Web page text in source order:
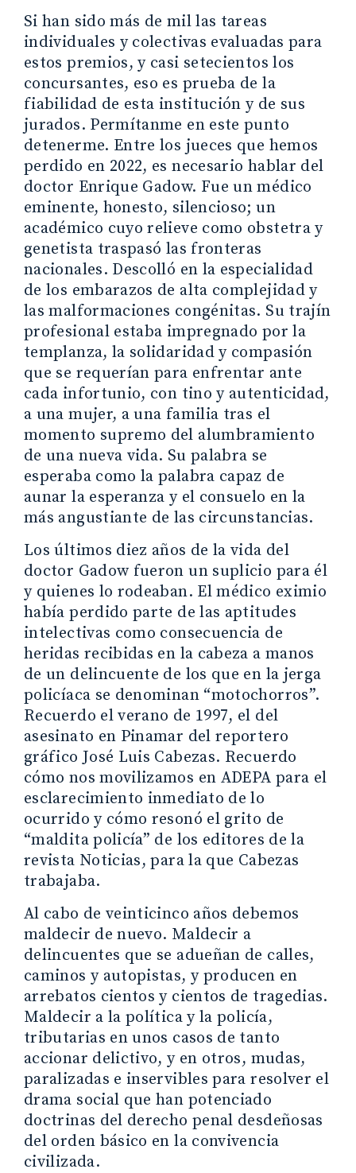
Si han sido más de mil las tareas
individuales y colectivas evaluadas para
estos premios, y casi setecientos los
concursantes, eso es prueba de la
fiabilidad de esta institución y de sus
jurados. Permítanme en este punto
detenerme. Entre los jueces que hemos
perdido en 2022, es necesario hablar del
doctor Enrique Gadow. Fue un médico
eminente, honesto, silencioso; un
académico cuyo relieve como obstetra y
genetista traspasó las fronteras
nacionales. Descolló en la especialidad
de los embarazos de alta complejidad y
las malformaciones congénitas. Su trajín
profesional estaba impregnado por la
templanza, la solidaridad y compasión
que se requerían para enfrentar ante
cada infortunio, con tino y autenticidad,
a una mujer, a una familia tras el
momento supremo del alumbramiento
de una nueva vida. Su palabra se
esperaba como la palabra capaz de
aunar la esperanza y el consuelo en la
más angustiante de las circunstancias.
Los últimos diez años de la vida del
doctor Gadow fueron un suplicio para él
y quienes lo rodeaban. El médico eximio
había perdido parte de las aptitudes
intelectivas como consecuencia de
heridas recibidas en la cabeza a manos
de un delincuente de los que en la jerga
policíaca se denominan “motochorros”.
Recuerdo el verano de 1997, el del
asesinato en Pinamar del reportero
gráfico José Luis Cabezas. Recuerdo
cómo nos movilizamos en ADEPA para el
esclarecimiento inmediato de lo
ocurrido y cómo resonó el grito de
“maldita policía” de los editores de la
revista Noticias, para la que Cabezas
trabajaba.
Al cabo de veinticinco años debemos
maldecir de nuevo. Maldecir a
delincuentes que se adueñan de calles,
caminos y autopistas, y producen en
arrebatos cientos y cientos de tragedias.
Maldecir a la política y la policía,
tributarias en unos casos de tanto
accionar delictivo, y en otros, mudas,
paralizadas e inservibles para resolver el
drama social que han potenciado
doctrinas del derecho penal desdeñosas
del orden básico en la convivencia
civilizada.